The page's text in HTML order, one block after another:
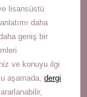
lisansüstü
daha
geniş bir
ve konuyu ilgi
aşamada,dergi